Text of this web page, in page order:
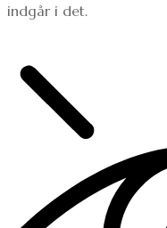
indgår i det.